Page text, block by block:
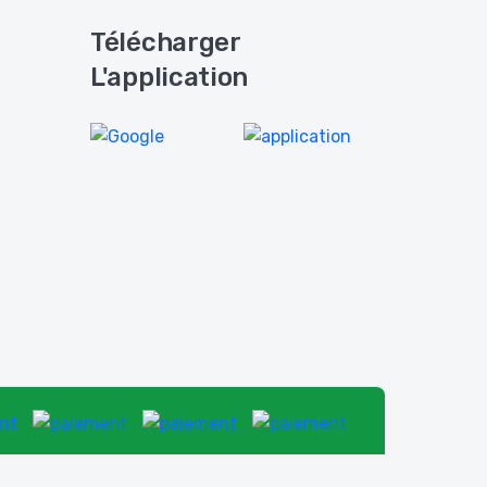
Télécharger
L'application